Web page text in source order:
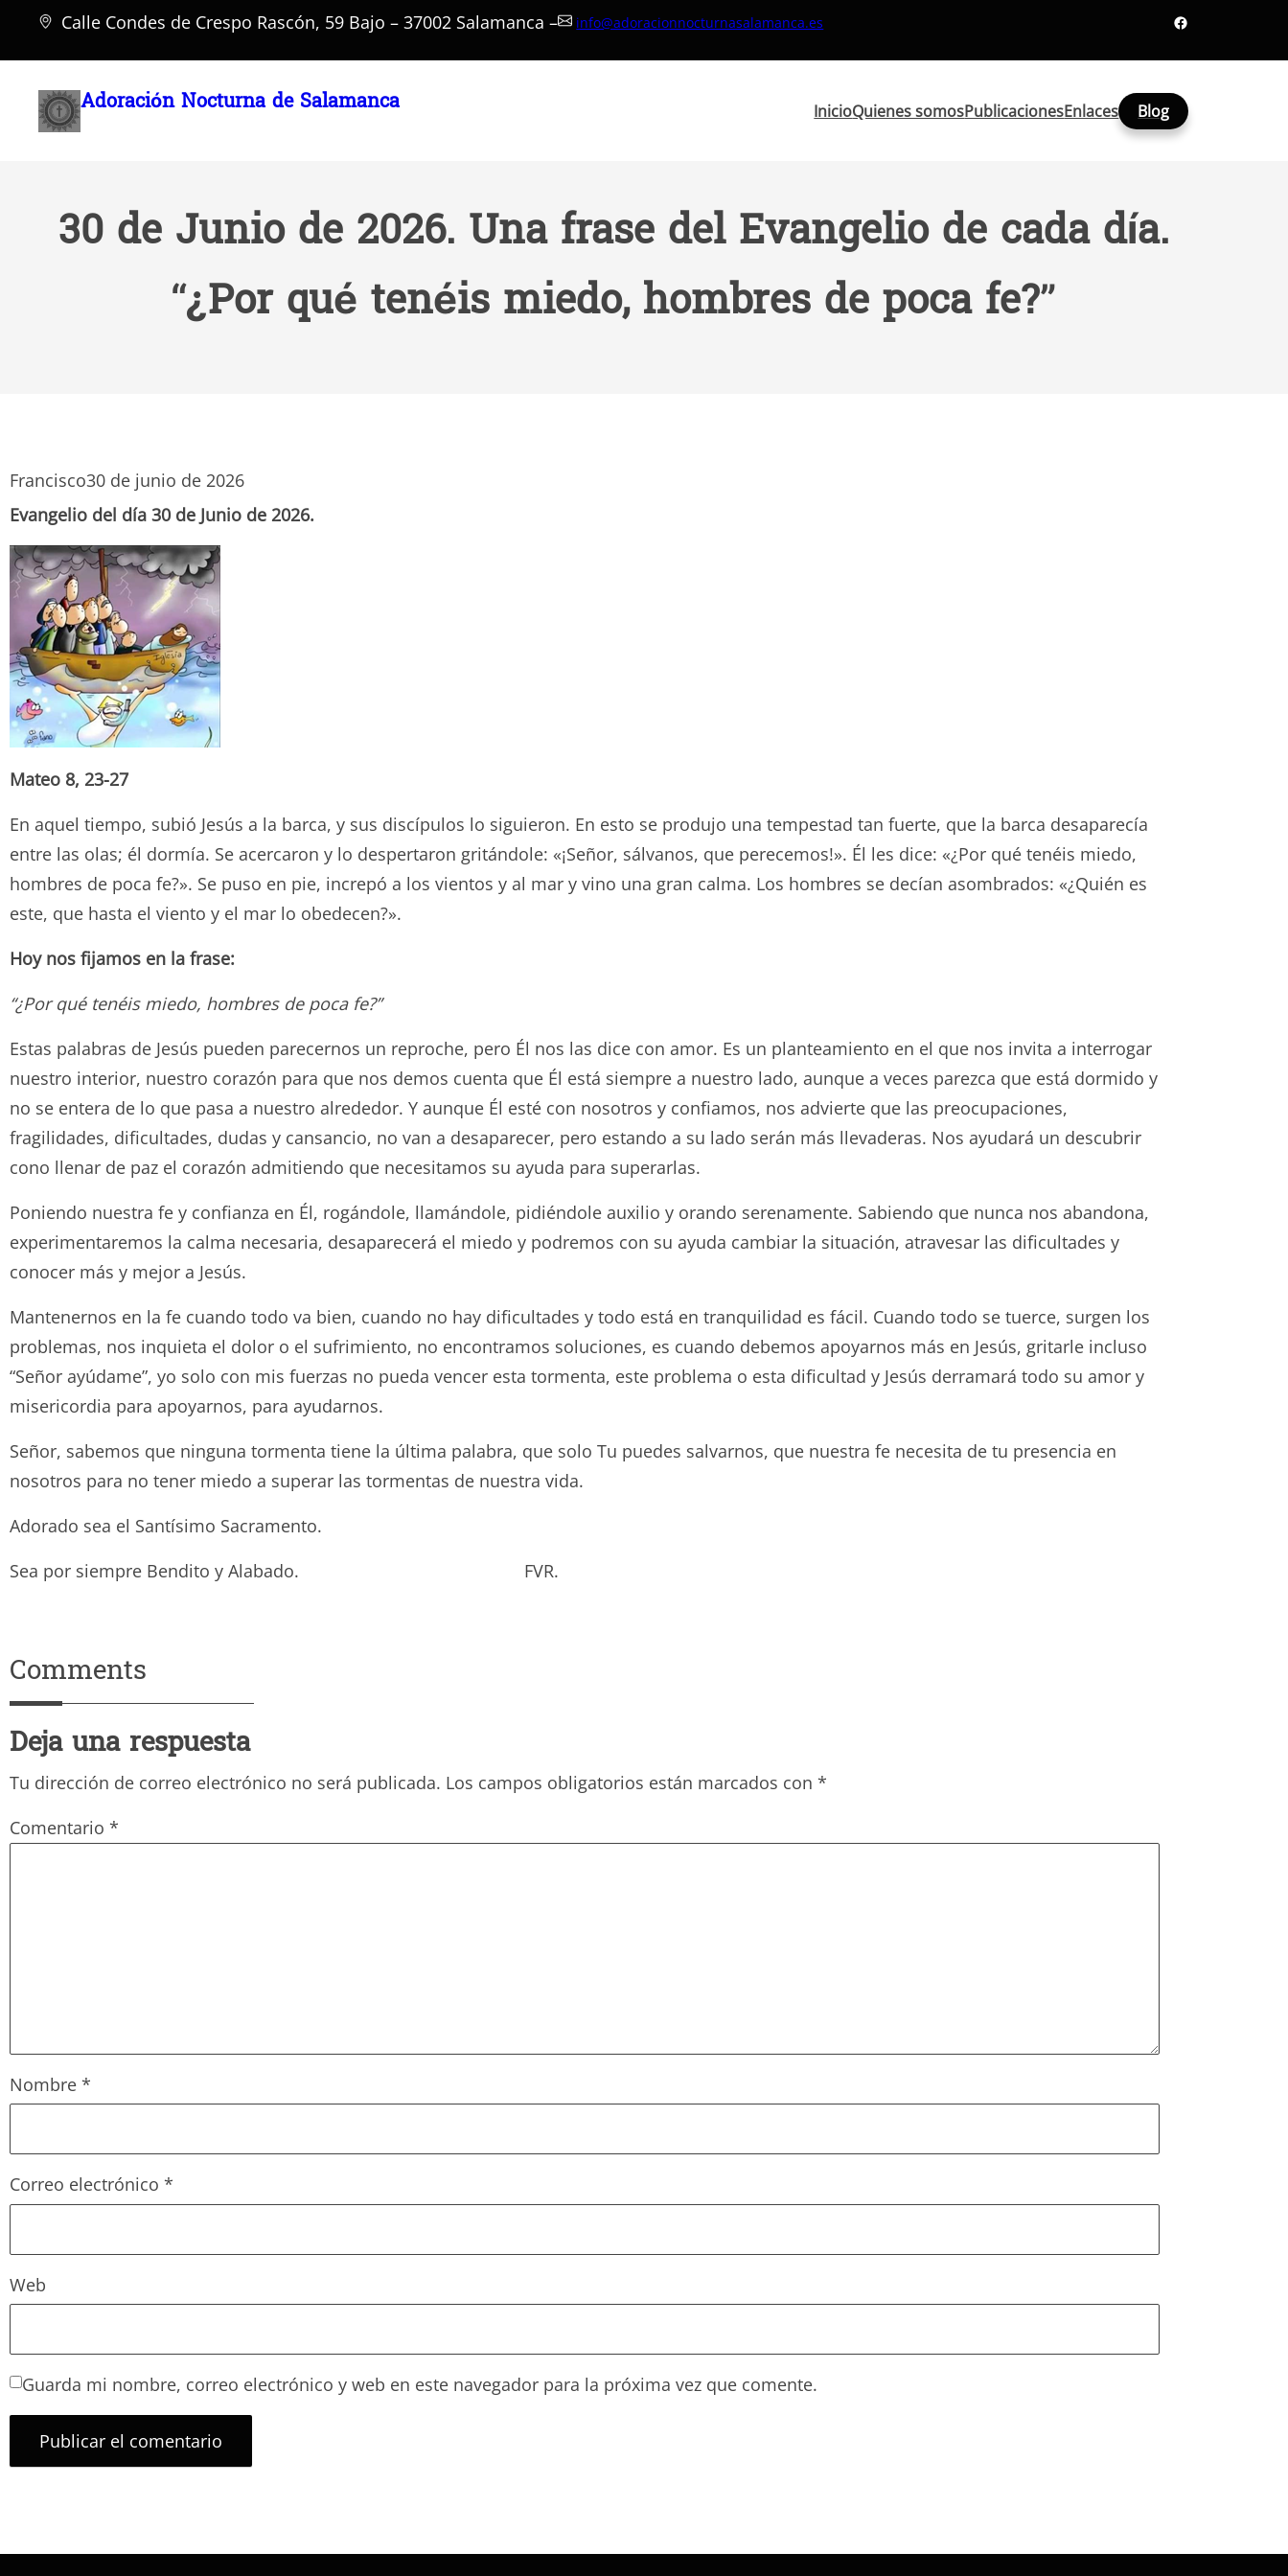
Saltar
Calle Condes de Crespo Rascón, 59 Bajo – 37002 Salamanca – info@adoracionnocturnasalamanca.es Facebook
Adoración Nocturna de Salamanca InicioQuienes somosPublicacionesEnlaces Blog
30 de Junio de 2026. Una frase del Evangelio de cada día.
“¿Por qué tenéis miedo, hombres de poca fe?”
Francisco30 de junio de 2026
Evangelio del día 30 de Junio de 2026.
Mateo 8, 23-27
En aquel tiempo, subió Jesús a la barca, y sus discípulos lo siguieron. En esto se produjo una tempestad tan fuerte, que la barca desaparecía
entre las olas; él dormía. Se acercaron y lo despertaron gritándole: «¡Señor, sálvanos, que perecemos!». Él les dice: «¿Por qué tenéis miedo,
hombres de poca fe?». Se puso en pie, increpó a los vientos y al mar y vino una gran calma. Los hombres se decían asombrados: «¿Quién es
este, que hasta el viento y el mar lo obedecen?».
Hoy nos fijamos en la frase:
“¿Por qué tenéis miedo, hombres de poca fe?”
Estas palabras de Jesús pueden parecernos un reproche, pero Él nos las dice con amor. Es un planteamiento en el que nos invita a interrogar
nuestro interior, nuestro corazón para que nos demos cuenta que Él está siempre a nuestro lado, aunque a veces parezca que está dormido y
no se entera de lo que pasa a nuestro alrededor. Y aunque Él esté con nosotros y confiamos, nos advierte que las preocupaciones,
fragilidades, dificultades, dudas y cansancio, no van a desaparecer, pero estando a su lado serán más llevaderas. Nos ayudará un descubrir
cono llenar de paz el corazón admitiendo que necesitamos su ayuda para superarlas.
Poniendo nuestra fe y confianza en Él, rogándole, llamándole, pidiéndole auxilio y orando serenamente. Sabiendo que nunca nos abandona,
experimentaremos la calma necesaria, desaparecerá el miedo y podremos con su ayuda cambiar la situación, atravesar las dificultades y
conocer más y mejor a Jesús.
Mantenernos en la fe cuando todo va bien, cuando no hay dificultades y todo está en tranquilidad es fácil. Cuando todo se tuerce, surgen los
problemas, nos inquieta el dolor o el sufrimiento, no encontramos soluciones, es cuando debemos apoyarnos más en Jesús, gritarle incluso
“Señor ayúdame”, yo solo con mis fuerzas no pueda vencer esta tormenta, este problema o esta dificultad y Jesús derramará todo su amor y
misericordia para apoyarnos, para ayudarnos.
Señor, sabemos que ninguna tormenta tiene la última palabra, que solo Tu puedes salvarnos, que nuestra fe necesita de tu presencia en
nosotros para no tener miedo a superar las tormentas de nuestra vida.
Adorado sea el Santísimo Sacramento.
Sea por siempre Bendito y Alabado. FVR.
Comments
Deja una respuesta
Tu dirección de correo electrónico no será publicada. Los campos obligatorios están marcados con *
Comentario *
Nombre *
Correo electrónico *
Web
Guarda mi nombre, correo electrónico y web en este navegador para la próxima vez que comente.